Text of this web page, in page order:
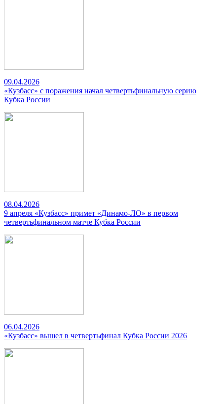
09.04.2026
«Кузбасс» с поражения начал четвертьфинальную серию
Кубка России
08.04.2026
9 апреля «Кузбасс» примет «Динамо-ЛО» в первом
четвертьфинальном матче Кубка России
06.04.2026
«Кузбасс» вышел в четвертьфинал Кубка России 2026